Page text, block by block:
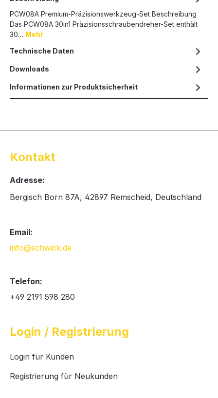
PCW08A Premium-Präzisionswerkzeug-Set Beschreibung
Das PCW08A 30in1 Präzisionsschraubendreher-Set enthält
30… Mehr
Technische Daten
Downloads
Informationen zur Produktsicherheit
Kontakt
Adresse:
Bergisch Born 87A, 42897 Remscheid, Deutschland
Email:
info@schwick.de
Telefon:
+49 2191 598 280
Login / Registrierung
Login für Kunden
Registrierung für Neukunden